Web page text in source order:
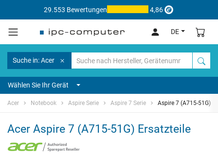
29.553 Bewertungen 4,86
DE
Suche in: Acer
Wählen Sie Ihr Gerät
Acer Notebook Aspire Serie Aspire 7 Serie Aspire 7 (A715-51G)
Acer Aspire 7 (A715-51G) Ersatzteile